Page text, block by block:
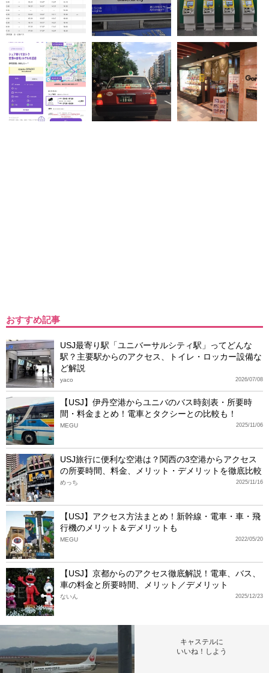
おすすめ記事
USJ最寄り駅「ユニバーサルシティ駅」ってどんな
駅？主要駅からのアクセス、トイレ・ロッカー設備な
ど解説
2026/07/08
yaco
【USJ】伊丹空港からユニバのバス時刻表・所要時
間・料金まとめ！電車とタクシーとの比較も！
2025/11/06
MEGU
USJ旅行に便利な空港は？関西の3空港からアクセス
の所要時間、料金、メリット・デメリットを徹底比較
2025/11/16
めっち
【USJ】アクセス方法まとめ！新幹線・電車・車・飛
行機のメリット＆デメリットも
2022/05/20
MEGU
【USJ】京都からのアクセス徹底解説！電車、バス、
車の料金と所要時間、メリット／デメリット
2025/12/23
ないん
キャステルに
いいね！しよう